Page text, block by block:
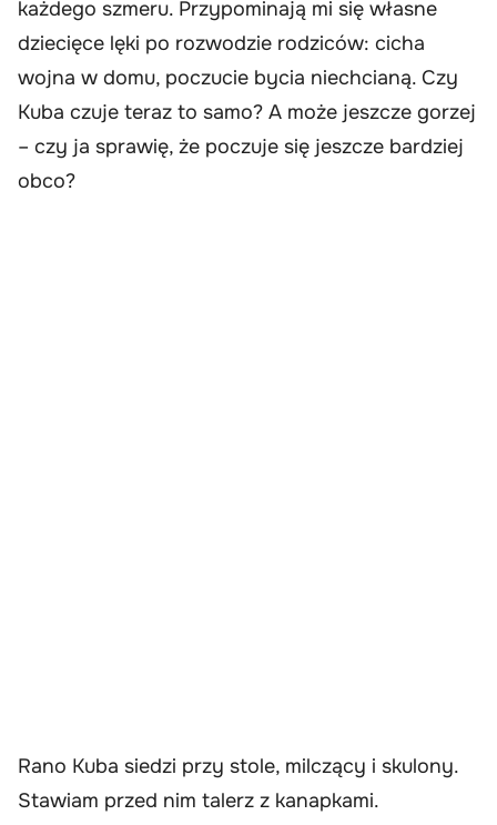
każdego szmeru. Przypominają mi się własne
dziecięce lęki po rozwodzie rodziców: cicha
wojna w domu, poczucie bycia niechcianą. Czy
Kuba czuje teraz to samo? A może jeszcze gorzej
– czy ja sprawię, że poczuje się jeszcze bardziej
obco?
Rano Kuba siedzi przy stole, milczący i skulony.
Stawiam przed nim talerz z kanapkami.